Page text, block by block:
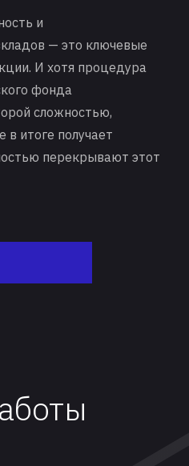
и
— это ключевые
И хотя процедура
фонда
сложностью,
итоге получает
перекрывают этот